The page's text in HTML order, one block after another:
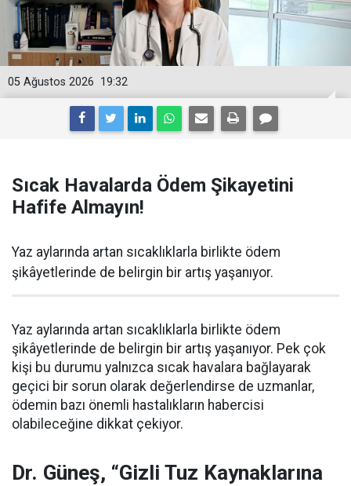
19:32
05 Ağustos 2026
Sıcak Havalarda Ödem Şikayetini
Hafife Almayın!
Yaz aylarında artan sıcaklıklarla birlikte ödem
şikâyetlerinde de belirgin bir artış yaşanıyor.
Yaz aylarında artan sıcaklıklarla birlikte ödem
şikâyetlerinde de belirgin bir artış yaşanıyor. Pek çok
kişi bu durumu yalnızca sıcak havalara bağlayarak
geçici bir sorun olarak değerlendirse de uzmanlar,
ödemin bazı önemli hastalıkların habercisi
olabileceğine dikkat çekiyor.
Dr. Güneş, “Gizli Tuz Kaynaklarına